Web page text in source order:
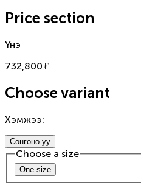
Price section
Үнэ
732,800₮
Choose variant
Хэмжээ:
Сонгоно уу
Choose a size
One size